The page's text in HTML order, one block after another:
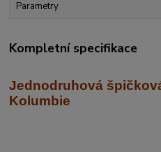
Parametry
Kompletní specifikace
Jednodruhová
Kolumbie